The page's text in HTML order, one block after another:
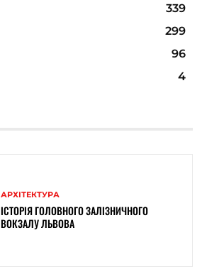
339
299
96
4
АРХІТЕКТУРА
ІСТОРІЯ ГОЛОВНОГО ЗАЛІЗНИЧНОГО
ВОКЗАЛУ ЛЬВОВА